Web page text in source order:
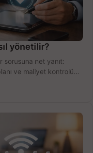
yönetilir?
sorusuna net yanıt:
ve maliyet kontrolü